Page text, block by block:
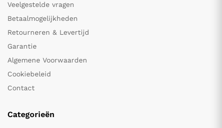
Veelgestelde vragen
Betaalmogelijkheden
Retourneren & Levertijd
Garantie
Algemene Voorwaarden
Cookiebeleid
Contact
Categorieën